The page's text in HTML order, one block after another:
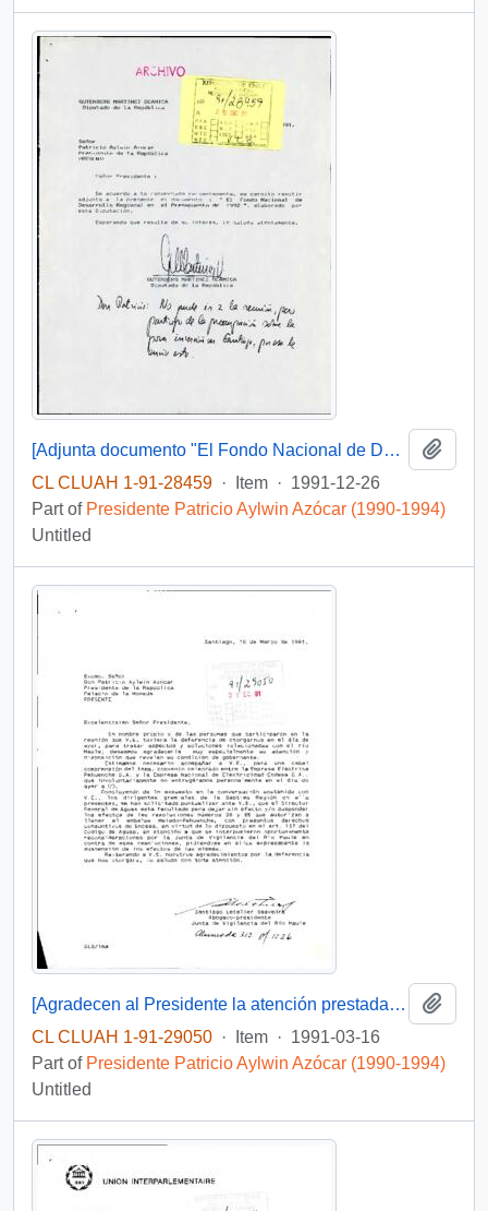
[Adjunta documento "El Fondo Nacional de Desarrollo Regional en el Presupuesto de 1992"]
CL CLUAH 1-91-28459 · Item · 1991-12-26
Part of Presidente Patricio Aylwin Azócar (1990-1994)
Untitled
[Agradecen al Presidente la atención prestada a su caso]
CL CLUAH 1-91-29050 · Item · 1991-03-16
Part of Presidente Patricio Aylwin Azócar (1990-1994)
Untitled